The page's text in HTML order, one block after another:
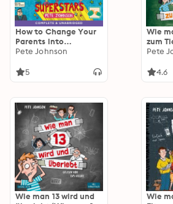
How to Change Your
Parents into
Superstars
Pete Johnson
5
Wie
zum
(Wie
Pete
4.6
Wie man 13 wird und
Wie